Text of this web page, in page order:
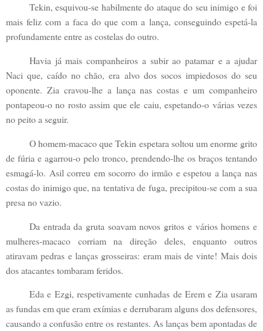
Tekin, esquivou-se habilmente do ataque do seu inimigo e foi
mais feliz com a faca do que com a lança, conseguindo espetá-la
profundamente entre as costelas do outro.
Havia já mais companheiros a subir ao patamar e a ajudar
Naci que, caído no chão, era alvo dos socos impiedosos do seu
oponente. Zia cravou-lhe a lança nas costas e um companheiro
pontapeou-o no rosto assim que ele caiu, espetando-o várias vezes
no peito a seguir.
O homem-macaco que Tekin espetara soltou um enorme grito
de fúria e agarrou-o pelo tronco, prendendo-lhe os braços tentando
esmagá-lo. Asil correu em socorro do irmão e espetou a lança nas
costas do inimigo que, na tentativa de fuga, precipitou-se com a sua
presa no vazio.
Da entrada da gruta soavam novos gritos e vários homens e
mulheres-macaco corriam na direção deles, enquanto outros
atiravam pedras e lanças grosseiras: eram mais de vinte! Mais dois
dos atacantes tombaram feridos.
Eda e Ezgi, respetivamente cunhadas de Erem e Zia usaram
as fundas em que eram exímias e derrubaram alguns dos defensores,
causando a confusão entre os restantes. As lanças bem apontadas de